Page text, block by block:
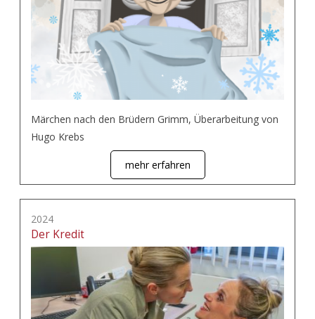
Märchen nach den Brüdern Grimm, Überarbeitung von
Hugo Krebs
mehr erfahren
2024
Der Kredit